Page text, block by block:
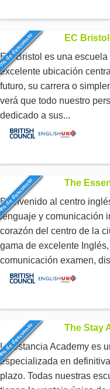
descuento
EC Bristol
EC Bristol es una
excelente ubicación
futuro, su carrera o
verá que todo nuestro
dedicado a sus...
descuento
The
Bienvenido al centro
lenguaje y comunicación
corazón del centro de la
gama de excelente
comunicación examen,
descuento
The Stay
La estancia Academy es
especializada en
plazo. Todas nuestras